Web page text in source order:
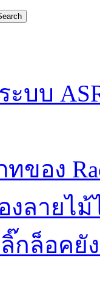
ะบบ
ทของ
งลายไ
ลิ๊กล็อค